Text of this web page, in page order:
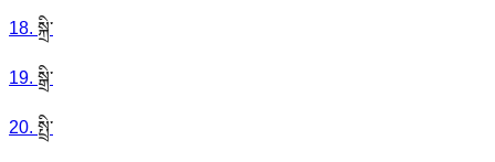
18. སྐྲི་
19. སྒྲི་
20. སྤྲི་